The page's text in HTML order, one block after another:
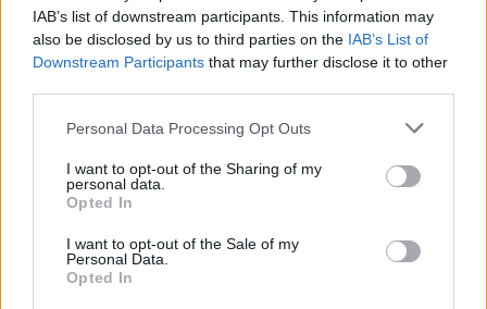
IAB’s list of downstream participants. This information may
also be disclosed by us to third parties on the IAB’s List of
Downstream Participants that may further disclose it to other
Personal Data Processing Opt Outs
I want to opt-out of the Sharing of my
personal data.
Opted In
I want to opt-out of the Sale of my
Personal Data.
Opted In
– Ja jos parta, sellainen lyhyt ja muotoiltu.
– Yllättävän hyvin se parta sopikin.
– Tuhat kertaa parempi ilman partaa.
Lue myös:Joel Harkimo iloitsee: ”Perheeseen on tullut